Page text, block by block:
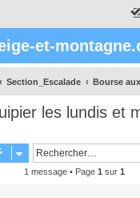
et-
Section_Escalade Bourse
les lundis et
1 message • Page 1 sur 1